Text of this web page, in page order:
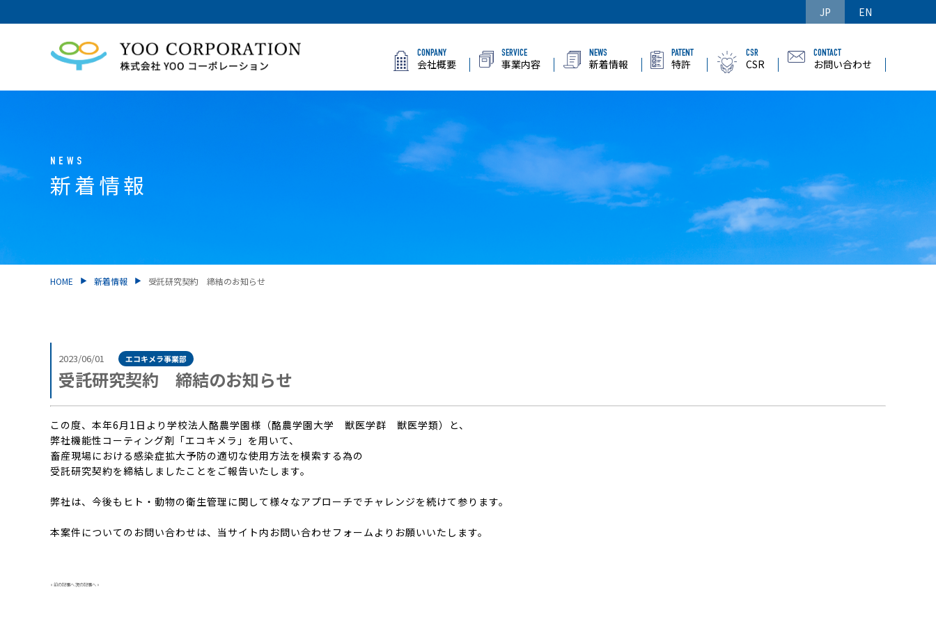
JP EN
CONPANY
会社概要
SERVICE
事業内容
NEWS
新着情報
PATENT
特許
CSR
CSR
CONTACT
お問い合わせ
NEWS
新着情報
HOME 新着情報 受託研究契約 締結のお知らせ
2023/06/01 エコキメラ事業部
受託研究契約 締結のお知らせ
この度、本年6月1日より学校法人酪農学園様（酪農学園大学 獣医学群 獣医学類）と、
弊社機能性コーティング剤「エコキメラ」を用いて、
畜産現場における感染症拡大予防の適切な使用方法を模索する為の
受託研究契約を締結しましたことをご報告いたします。
弊社は、今後もヒト・動物の衛生管理に関して様々なアプローチでチャレンジを続けて参ります。
本案件についてのお問い合わせは、当サイト内お問い合わせフォームよりお願いいたします。
« 前の記事へ次の記事へ »